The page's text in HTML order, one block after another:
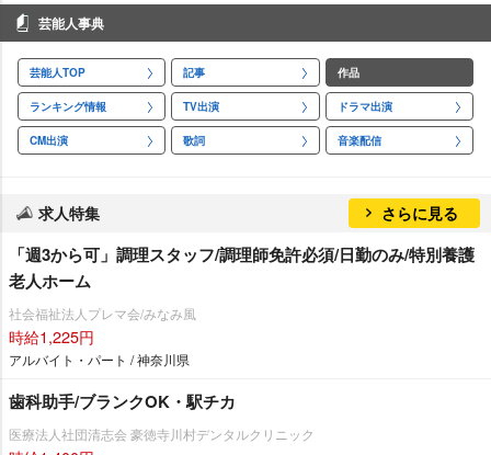
芸能人事典
芸能人TOP 記事 作品
ランキング情報 TV出演 ドラマ出演
CM出演 歌詞 音楽配信
求人特集 さらに見る
「週3から可」調理スタッフ/調理師免許必須/日勤のみ/特別養護
老人ホーム
社会福祉法人プレマ会/みなみ風
時給1,225円
アルバイト・パート / 神奈川県
歯科助手/ブランクOK・駅チカ
医療法人社団清志会 豪徳寺川村デンタルクリニック